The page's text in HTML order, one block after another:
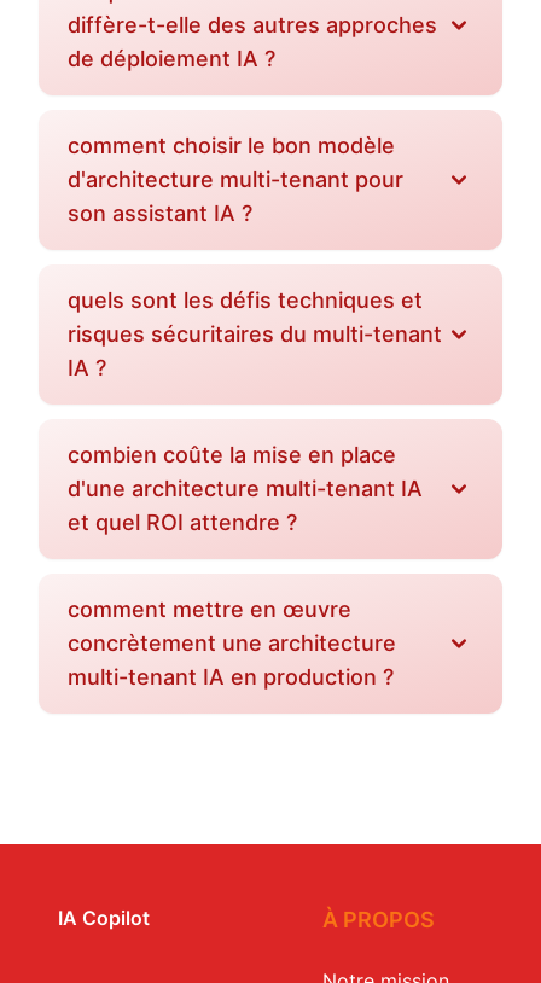
diffère-t-elle des autres approches
de déploiement IA ?
comment choisir le bon modèle
d'architecture multi-tenant pour
son assistant IA ?
quels sont les défis techniques et
risques sécuritaires du multi-tenant
IA ?
combien coûte la mise en place
d'une architecture multi-tenant IA
et quel ROI attendre ?
comment mettre en œuvre
concrètement une architecture
multi-tenant IA en production ?
IA Copilot À PROPOS